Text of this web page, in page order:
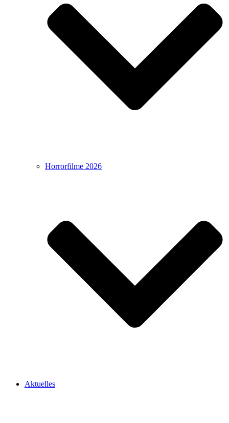
Horrorfilme 2026
Aktuelles